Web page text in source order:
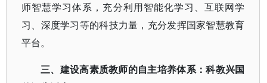
师智慧学习体系，充分利用智能化学习、互联网学
习、深度学习等的科技力量，充分发挥国家智慧教育
平台。
三、建设高素质教师的自主培养体系：科教兴国